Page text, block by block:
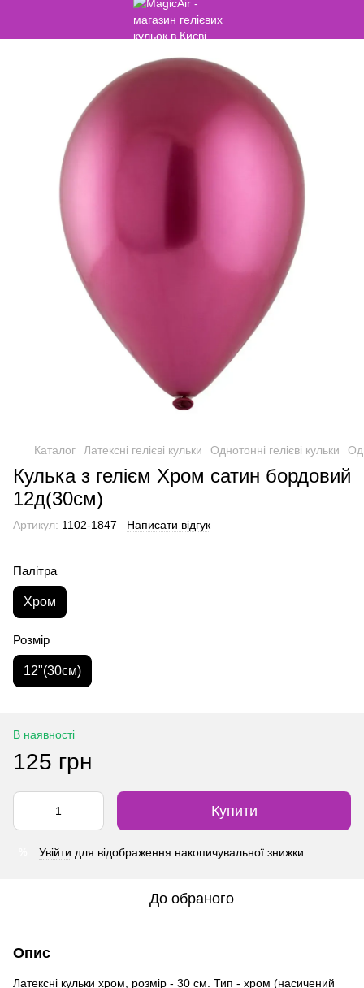
Каталог Латексні гелієві кульки Однотонні гелієві кульки
Кулька з гелієм Хром сатин бордовий
12д(30см)
Артикул: 1102-1847 Написати відгук
Палітра
Хром
Розмір
12"(30см)
В наявності
125 грн
Купити
Увійти для відображення накопичувальної знижки
До обраного
Опис
Латексні кульки хром, розмір - 30 см. Тип - хром (насичений